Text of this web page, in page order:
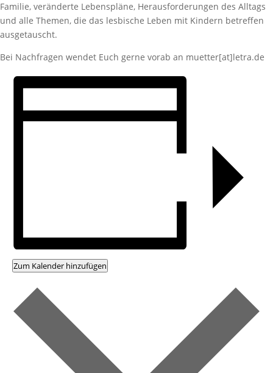
Familie, veränderte Lebenspläne, Herausforderungen des Alltags
und alle Themen, die das lesbische Leben mit Kindern betreffen
ausgetauscht.
Bei Nachfragen wendet Euch gerne vorab an muetter[at]letra.de
Zum Kalender hinzufügen